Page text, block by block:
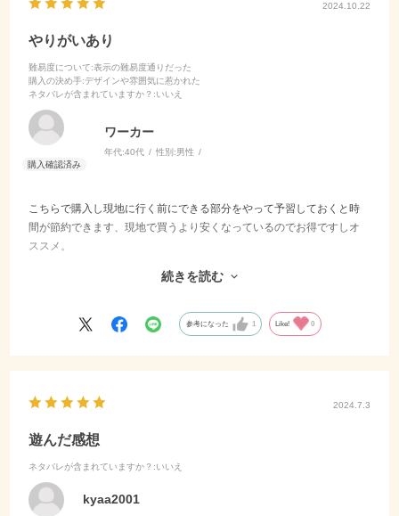
2024.10.22
やりがいあり
難易度について:表示の難易度通りだった
購入の決め手:デザインや雰囲気に惹かれた
ネタバレが含まれていますか？ :いいえ
ワーカー
年代:40代 性別:男性
こちらで購入し現地に行く前にできる部分をやって予習しておくと時
間が節約できます、現地で買うより安くなっているのでお得ですしオ
ススメ。
その日のうちにクリアしたければ予習した上で午前中から始めましょ
夕方には体力気力も落ち、集中力も散漫になってきます、そんな時に
満を持してぶち込まれる最終章の面倒な謎！
ませんが、手に入れていれば帰ってからゆっくり解いてクリアする事
大抵の人は他の探し物をしてる時にこれも見つけていると思うのでそ
レストランやカフェもたくさんあるので細かい作業が必要な時は積極
的に使いましょう、ベンチもたくさんありますがテーブルないとしん
どい時あります。
続きを読む
参考になった 1 Like! 0
2024.7.3
遊んだ感想
ネタバレが含まれていますか？ :いいえ
kyaa2001